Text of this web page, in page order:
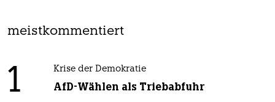
meistkommentiert
1 Krise der Demokratie
AfD-Wählen als Triebabfuhr